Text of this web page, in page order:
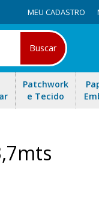
MEU CADASTRO
Buscar
Patchwork
e Tecido